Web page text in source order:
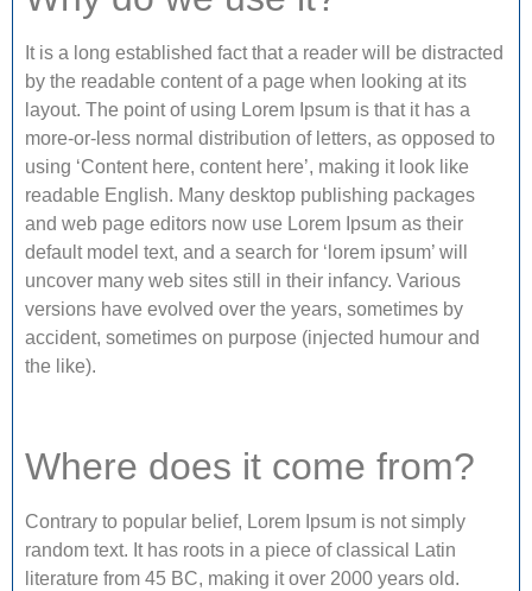
It is a long established fact that a reader will be distracted
by the readable content of a page when looking at its
layout. The point of using Lorem Ipsum is that it has a
more-or-less normal distribution of letters, as opposed to
using ‘Content here, content here’, making it look like
readable English. Many desktop publishing packages
and web page editors now use Lorem Ipsum as their
default model text, and a search for ‘lorem ipsum’ will
uncover many web sites still in their infancy. Various
versions have evolved over the years, sometimes by
accident, sometimes on purpose (injected humour and
the like).
Where does it come from?
Contrary to popular belief, Lorem Ipsum is not simply
random text. It has roots in a piece of classical Latin
literature from 45 BC, making it over 2000 years old.